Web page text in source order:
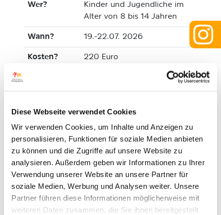
Diese Webseite verwendet Cookies
Wir verwenden Cookies, um Inhalte und Anzeigen zu
personalisieren, Funktionen für soziale Medien anbieten
zu können und die Zugriffe auf unsere Website zu
analysieren. Außerdem geben wir Informationen zu Ihrer
Verwendung unserer Website an unsere Partner für
soziale Medien, Werbung und Analysen weiter. Unsere
Partner führen diese Informationen möglicherweise mit
weiteren Daten zusammen, die Sie ihnen bereitgestellt
Wer?
Kinder und Jugendliche im
Alter von 8 bis 14 Jahren
Wann? 19.-22.07. 2026
Kosten? 220 Euro
Unterkunft, Voll-Verpflegung,
Sport-Angebote, Frei-Zeit-
hier
Hinweise?
Eine Anmeldung zum Camp
kann nur über Yolawo
erfolgen.
Eine Anmeldung per E-Mail
ist nicht ausreichend!